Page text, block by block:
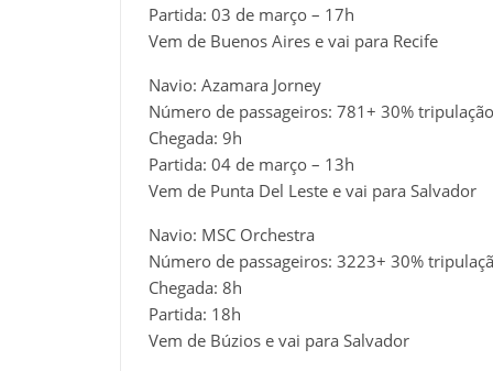
Partida: 03 de março – 17h
Vem de Buenos Aires e vai para Recife
Navio: Azamara Jorney
Número de passageiros: 781+ 30% tripulação
Chegada: 9h
Partida: 04 de março – 13h
Vem de Punta Del Leste e vai para Salvador
Navio: MSC Orchestra
Número de passageiros: 3223+ 30%
Chegada: 8h
Partida: 18h
Vem de Búzios e vai para Salvador